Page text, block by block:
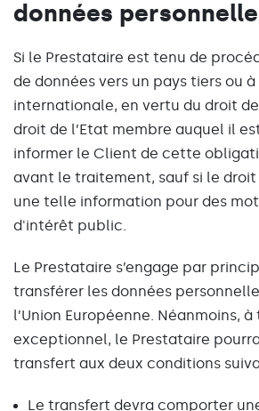
données
Si le Prestataire est tenu de
de données vers un pays tiers ou
internationale, en vertu du droit de
droit de l’Etat membre auquel il
informer le Client de cette
avant le traitement, sauf si le
une telle information pour des
d'intérêt public.
Le Prestataire s’engage par
transférer les données
l’Union Européenne. Néanmoins,
exceptionnel, le Prestataire
transfert aux deux conditions
Le transfert devra comporter